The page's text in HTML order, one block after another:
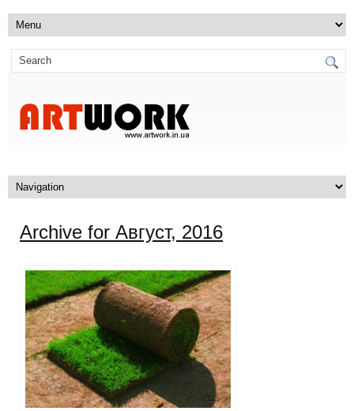
Archive for Август, 2016